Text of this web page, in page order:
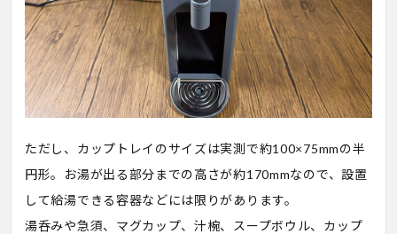
ただし、カップトレイのサイズは実測で約100×75mmの半
円形。お湯が出る部分までの高さが約170mmなので、設置
して給湯できる容器などには限りがあります。
湯呑みや急須、マグカップ、汁椀、スープボウル、カップ